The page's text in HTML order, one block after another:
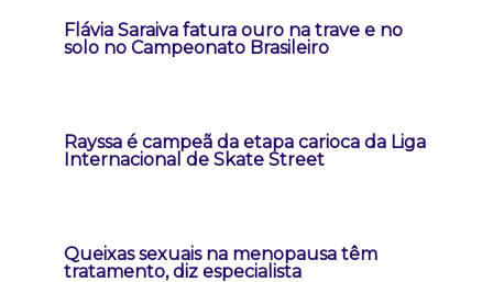
Flávia Saraiva fatura ouro na trave e no
solo no Campeonato Brasileiro
Rayssa é campeã da etapa carioca da Liga
Internacional de Skate Street
Queixas sexuais na menopausa têm
tratamento, diz especialista